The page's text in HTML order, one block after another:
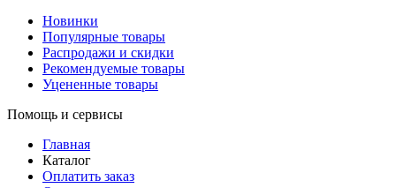
Новинки
Популярные товары
Распродажи и скидки
Рекомендуемые товары
Уцененные товары
Помощь и сервисы
Главная
Каталог
Оплатить заказ